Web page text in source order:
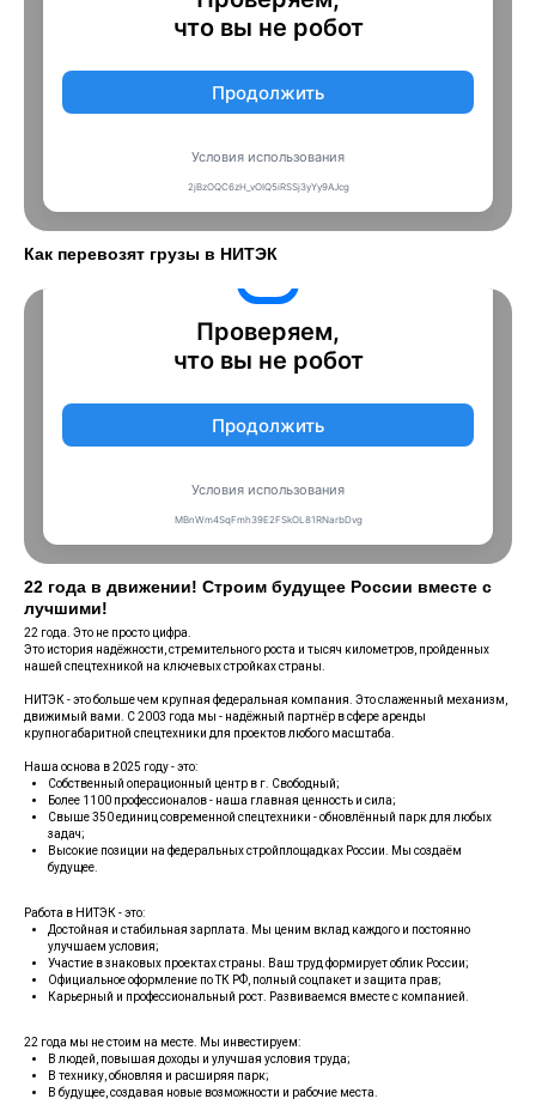
Как перевозят грузы в НИТЭК
22 года в движении! Строим будущее России вместе с
лучшими!
22 года. Это не просто цифра.
Это история надёжности, стремительного роста и тысяч километров, пройденных
нашей спецтехникой на ключевых стройках страны.
НИТЭК - это больше чем крупная федеральная компания. Это слаженный механизм,
движимый вами. С 2003 года мы - надёжный партнёр в сфере аренды
крупногабаритной спецтехники для проектов любого масштаба.
Наша основа в 2025 году - это:
Собственный операционный центр в г. Свободный;
Более 1100 профессионалов - наша главная ценность и сила;
Свыше 350 единиц современной спецтехники - обновлённый парк для любых
задач;
Высокие позиции на федеральных стройплощадках России. Мы создаём
будущее.
Работа в НИТЭК - это:
Достойная и стабильная зарплата. Мы ценим вклад каждого и постоянно
улучшаем условия;
Участие в знаковых проектах страны. Ваш труд формирует облик России;
Официальное оформление по ТК РФ, полный соцпакет и защита прав;
Карьерный и профессиональный рост. Развиваемся вместе с компанией.
22 года мы не стоим на месте. Мы инвестируем:
В людей, повышая доходы и улучшая условия труда;
В технику, обновляя и расширяя парк;
В будущее, создавая новые возможности и рабочие места.